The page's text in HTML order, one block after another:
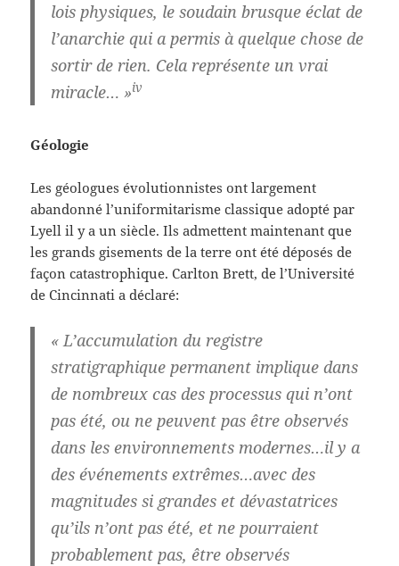
lois physiques, le soudain brusque éclat de
l’anarchie qui a permis à quelque chose de
sortir de rien. Cela représente un vrai
miracle… »iv
Géologie
Les géologues évolutionnistes ont largement
abandonné l’uniformitarisme classique adopté par
Lyell il y a un siècle. Ils admettent maintenant que
les grands gisements de la terre ont été déposés de
façon catastrophique. Carlton Brett, de l’Université
de Cincinnati a déclaré:
« L’accumulation du registre
stratigraphique permanent implique dans
de nombreux cas des processus qui n’ont
pas été, ou ne peuvent pas être observés
dans les environnements modernes…il y a
des événements extrêmes…avec des
magnitudes si grandes et dévastatrices
qu’ils n’ont pas été, et ne pourraient
probablement pas, être observés